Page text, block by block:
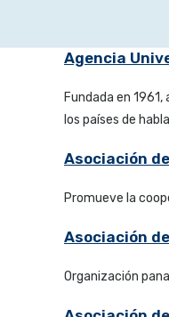
Agencia
Fundada en
los países de
Asociación
Promueve la
Asociación
Organización